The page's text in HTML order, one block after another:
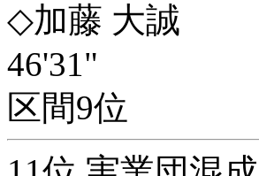
◇加藤 大誠
46'31"
区間9位